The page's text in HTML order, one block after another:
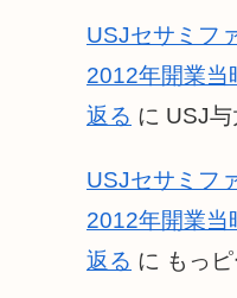
USJセサミフ
2012年開業当
返る に USJ
USJセサミフ
2012年開業当
返る に もっ